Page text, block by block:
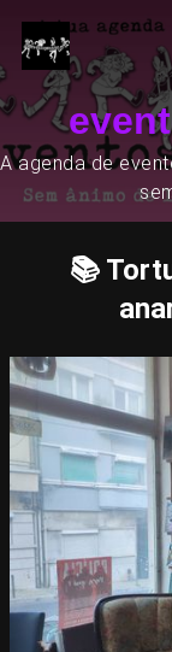
A agenda de
📚